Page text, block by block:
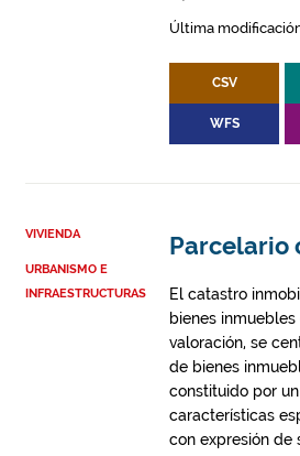
Última
CSV
WFS
VIVIENDA
URBANISMO E
INFRAESTRUCTURAS
Parcelario
El catastro
bienes
valoración, se
de bienes
constituido por
características
con expresión de